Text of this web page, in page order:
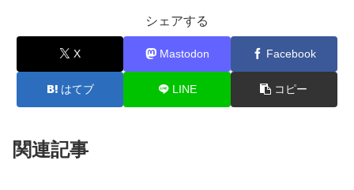
シェアする
X Mastodon Facebook
はてブ LINE コピー
関連記事